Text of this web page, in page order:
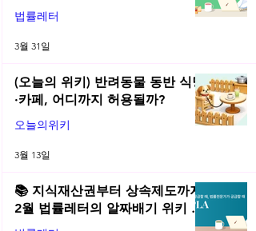
총정리! | 2026년 3월 네플라 법률
레터
법률레터
3월 31일
(오늘의 위키) 반려동물 동반 식당
·카페, 어디까지 허용될까?
오늘의위키
3월 13일
📚 지식재산권부터 상속제도까지,
2월 법률레터의 알짜배기 위키 모
음! | 2026년 2월 네플라 법률레터